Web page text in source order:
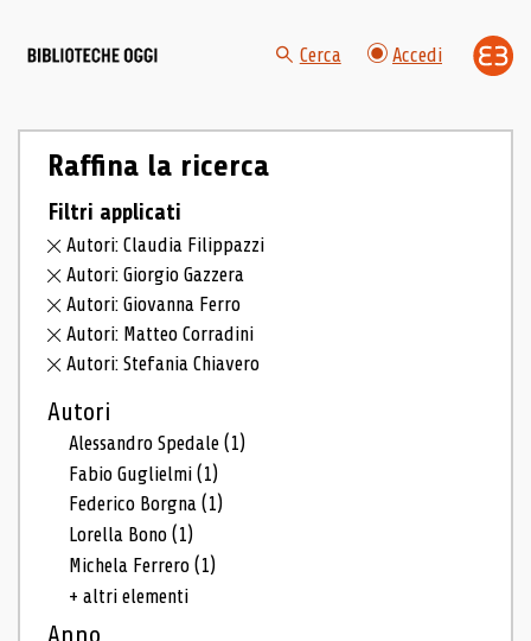
Cerca Accedi
Raffina la ricerca
Filtri applicati
Autori: Claudia Filippazzi
Autori: Giorgio Gazzera
Autori: Giovanna Ferro
Autori: Matteo Corradini
Autori: Stefania Chiavero
Autori
Alessandro Spedale(1)
Fabio Guglielmi(1)
Federico Borgna(1)
Lorella Bono(1)
Michela Ferrero(1)
+ altri elementi
Anno